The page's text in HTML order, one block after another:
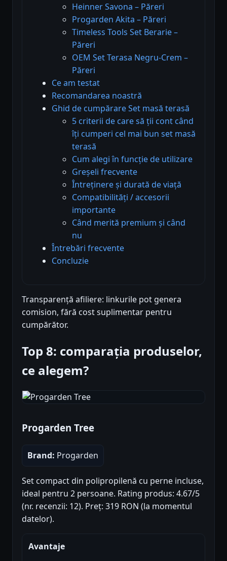
Heinner Savona – Păreri
Progarden Akita – Păreri
Timeless Tools Set Berarie –
Păreri
OEM Set Terasa Negru-Crem –
Păreri
Ce am testat
Recomandarea noastră
Ghid de cumpărare Set masă terasă
5 criterii de care să ții cont când
îți cumperi cel mai bun set masă
terasă
Cum alegi în funcție de utilizare
Greșeli frecvente
Întreținere și durată de viață
Compatibilități / accesorii
importante
Când merită premium și când
nu
Întrebări frecvente
Concluzie
Transparență afiliere: linkurile pot genera
comision, fără cost suplimentar pentru
cumpărător.
Top 8: comparația produselor,
ce alegem?
Progarden Tree
Brand: Progarden
Set compact din polipropilenă cu perne incluse,
ideal pentru 2 persoane. Rating produs: 4.67/5
(nr. recenzii: 12). Preț: 319 RON (la momentul
datelor).
Avantaje